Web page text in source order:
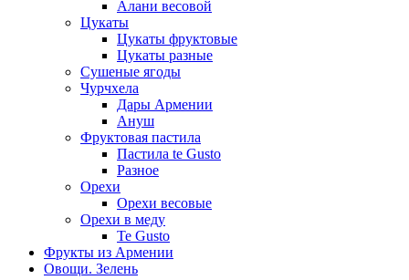
Алани весовой
Цукаты
Цукаты фруктовые
Цукаты разные
Сушеные ягоды
Чурчхела
Дары Армении
Ануш
Фруктовая пастила
Пастила te Gusto
Разное
Орехи
Орехи весовые
Орехи в меду
Te Gusto
Фрукты из Армении
Овощи. Зелень